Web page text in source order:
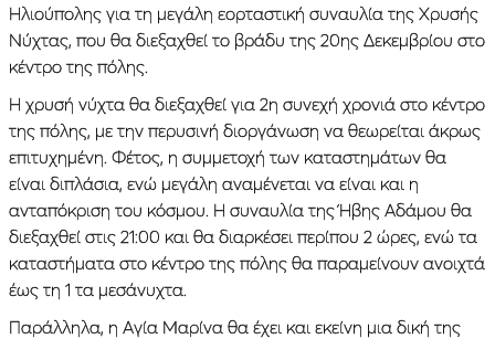
Ηλιούπολης για τη μεγάλη εορταστική συναυλία της Χρυσής
Νύχτας, που θα διεξαχθεί το βράδυ της 20ης Δεκεμβρίου στο
κέντρο της πόλης.
Η χρυσή νύχτα θα διεξαχθεί για 2η συνεχή χρονιά στο κέντρο
της πόλης, με την περυσινή διοργάνωση να θεωρείται άκρως
επιτυχημένη. Φέτος, η συμμετοχή των καταστημάτων θα
είναι διπλάσια, ενώ μεγάλη αναμένεται να είναι και η
ανταπόκριση του κόσμου. Η συναυλία της Ήβης Αδάμου θα
διεξαχθεί στις 21:00 και θα διαρκέσει περίπου 2 ώρες, ενώ τα
καταστήματα στο κέντρο της πόλης θα παραμείνουν ανοιχτά
έως τη 1 τα μεσάνυχτα.
Παράλληλα, η Αγία Μαρίνα θα έχει και εκείνη μια δική της